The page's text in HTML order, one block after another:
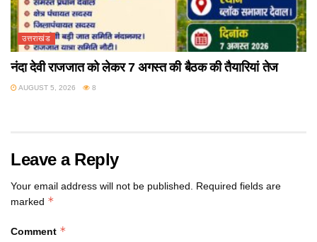
उत्तराखंड
नंदा देवी राजजात को लेकर 7 अगस्त की बैठक की तैयारियां तेज
AUGUST 5, 2026 8
Leave a Reply
Your email address will not be published. Required fields are
marked *
Comment *